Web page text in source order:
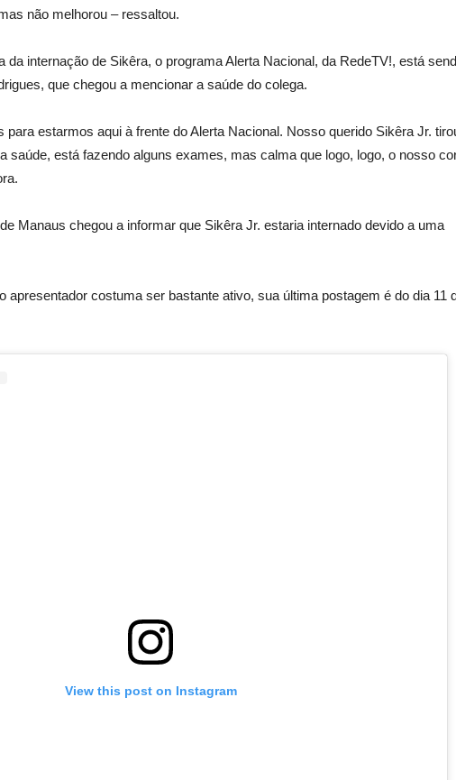
não melhorou – ressaltou.
da internação de Sikêra, o programa Alerta Nacional, da RedeTV!, está
que chegou a mencionar a saúde do colega.
estarmos aqui à frente do Alerta Nacional. Nosso querido Sikêra Jr.
saúde, está fazendo alguns exames, mas calma que logo, logo, o nosso
Manaus chegou a informar que Sikêra Jr. estaria internado devido a uma
apresentador costuma ser bastante ativo, sua última postagem é do dia 11
View this post on Instagram